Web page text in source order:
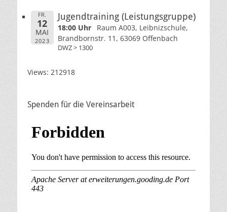
FR.
12
MAI
2023
Jugendtraining (Leistungsgruppe)
18:00 Uhr
Raum A003, Leibnizschule,
Brandbornstr. 11, 63069 Offenbach
DWZ > 1300
Views: 212918
Spenden für die Vereinsarbeit